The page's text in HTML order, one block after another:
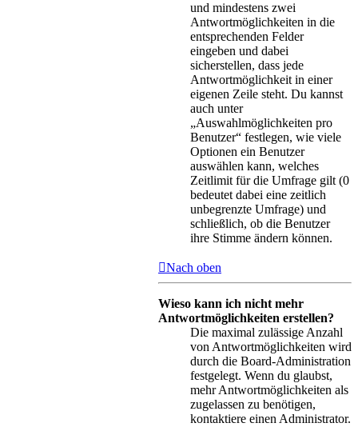
und mindestens zwei
Antwortmöglichkeiten in die
entsprechenden Felder
eingeben und dabei
sicherstellen, dass jede
Antwortmöglichkeit in einer
eigenen Zeile steht. Du kannst
auch unter
„Auswahlmöglichkeiten pro
Benutzer“ festlegen, wie viele
Optionen ein Benutzer
auswählen kann, welches
Zeitlimit für die Umfrage gilt (0
bedeutet dabei eine zeitlich
unbegrenzte Umfrage) und
schließlich, ob die Benutzer
ihre Stimme ändern können.
Nach oben
Wieso kann ich nicht mehr
Antwortmöglichkeiten erstellen?
Die maximal zulässige Anzahl
von Antwortmöglichkeiten wird
durch die Board-Administration
festgelegt. Wenn du glaubst,
mehr Antwortmöglichkeiten als
zugelassen zu benötigen,
kontaktiere einen Administrator.